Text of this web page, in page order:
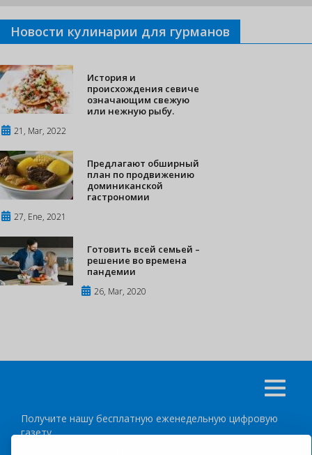
Новости кулинарии для гурманов
История и
происхождения севиче
означающим свежую
или нежную рыбу.
21, Mar, 2022
Предлагают обширный
план по продвижению
доминиканской
гастрономии
27, Ene, 2021
Готовить всей семьей –
решение во времена
пандемии
26, Mar, 2020
Получите нашу бесплатную еженедельную цифровую
газету